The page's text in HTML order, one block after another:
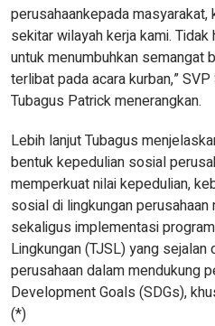
perusahaankepada
sekitar wilayah kerja kami. Tidak
untuk menumbuhkan semangat
terlibat pada acara kurban,”
Tubagus Patrick menerangkan.
Lebih lanjut Tubagus
bentuk kepedulian sosial
memperkuat nilai kepedulian,
sosial di lingkungan
sekaligus implementasi
Lingkungan (TJSL) yang sejalan
perusahaan dalam mendukung
Development Goals (SDGs),
(*)